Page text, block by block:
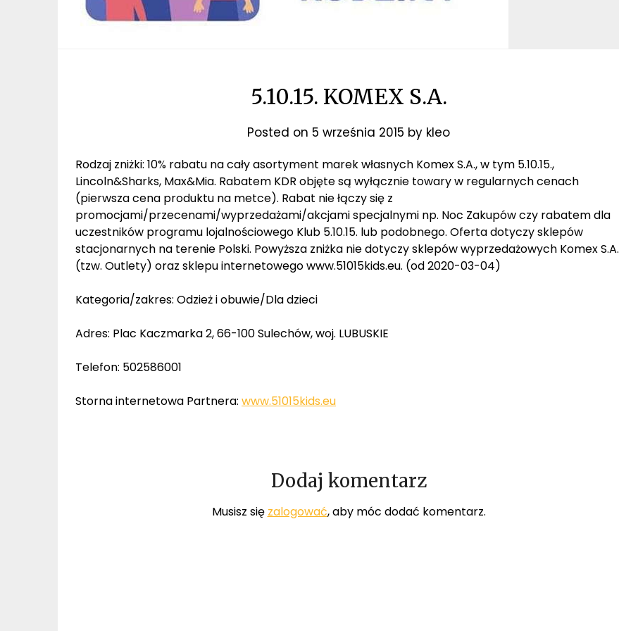
5.10.15. KOMEX S.A.
Posted on 5 września 2015 by kleo
Rodzaj zniżki: 10% rabatu na cały asortyment marek własnych Komex S.A., w tym 5.10.15.,
Lincoln&Sharks, Max&Mia. Rabatem KDR objęte są wyłącznie towary w regularnych cenach
(pierwsza cena produktu na metce). Rabat nie łączy się z
promocjami/przecenami/wyprzedażami/akcjami specjalnymi np. Noc Zakupów czy rabatem dla
uczestników programu lojalnościowego Klub 5.10.15. lub podobnego. Oferta dotyczy sklepów
stacjonarnych na terenie Polski. Powyższa zniżka nie dotyczy sklepów wyprzedażowych Komex S.A.
(tzw. Outlety) oraz sklepu internetowego www.51015kids.eu. (od 2020-03-04)
Kategoria/zakres: Odzież i obuwie/Dla dzieci
Adres: Plac Kaczmarka 2, 66-100 Sulechów, woj. LUBUSKIE
Telefon: 502586001
Storna internetowa Partnera: www.51015kids.eu
Dodaj komentarz
Musisz się zalogować, aby móc dodać komentarz.